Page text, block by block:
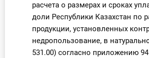
расчета о размерах и сроках
доли Республики Казахстан по
продукции, установленных
недропользование, в
531.00) согласно приложению